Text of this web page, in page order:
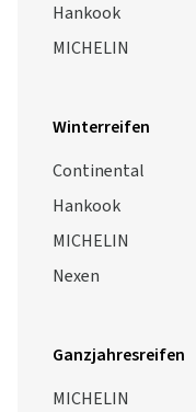
Hankook
MICHELIN
Winterreifen
Continental
Hankook
MICHELIN
Nexen
Ganzjahresreifen
MICHELIN